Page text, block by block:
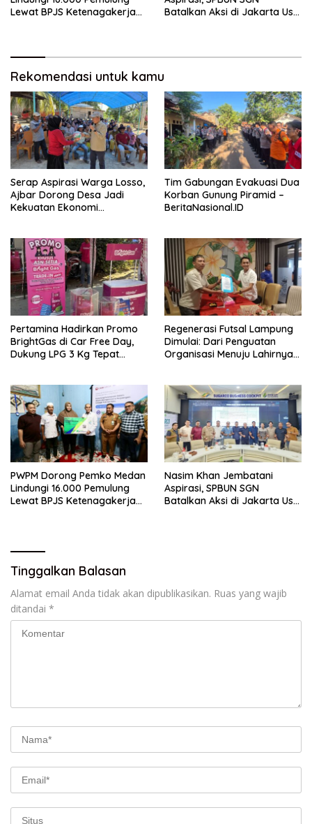
Lewat BPJS Ketenagakerjaan
Batalkan Aksi di Jakarta Usai
Rekomendasi untuk kamu
Serap Aspirasi Warga Losso,
Ajbar Dorong Desa Jadi
Kekuatan Ekonomi
Tim Gabungan Evakuasi Dua
Korban Gunung Piramid –
BeritaNasional.ID
Pertamina Hadirkan Promo
BrightGas di Car Free Day,
Dukung LPG 3 Kg Tepat
Regenerasi Futsal Lampung
Dimulai: Dari Penguatan
Organisasi Menuju Lahirnya
PWPM Dorong Pemko Medan
Lindungi 16.000 Pemulung
Lewat BPJS Ketenagakerjaan
Nasim Khan Jembatani
Aspirasi, SPBUN SGN
Batalkan Aksi di Jakarta Usai
Tinggalkan Balasan
Alamat email Anda tidak akan dipublikasikan. Ruas yang wajib
ditandai *